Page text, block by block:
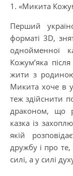
1. «Микита
Перший
форматі 3D,
однойменної
Кожум’яка
жити з
Микита хоче в
теж здійснити
драконом, що
казка із
якій
дружбу і про
силі, а у силі